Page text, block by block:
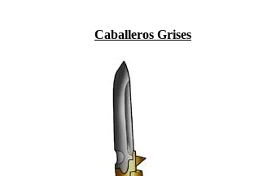
Caballeros Grises